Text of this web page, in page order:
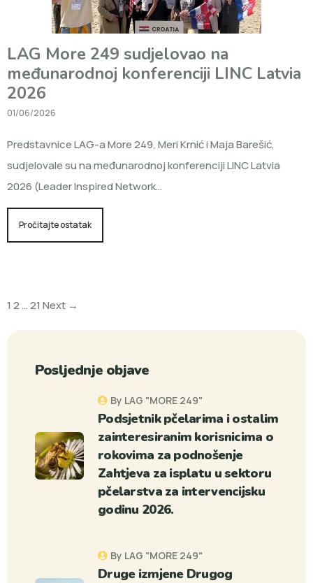
LAG More 249 sudjelovao na
međunarodnoj konferenciji LINC Latvia
2026
01/06/2026
Predstavnice LAG-a More 249, Meri Krnić i Maja Barešić,
sudjelovale su na međunarodnoj konferenciji LINC Latvia
2026 (Leader Inspired Network…
Pročitajte ostatak
1 2…21 Next →
Posljednje objave
By LAG "MORE 249"
Podsjetnik pčelarima i ostalim
zainteresiranim korisnicima o
rokovima za podnošenje
Zahtjeva za isplatu u sektoru
pčelarstva za intervencijsku
godinu 2026.
By LAG "MORE 249"
Druge izmjene Drugog